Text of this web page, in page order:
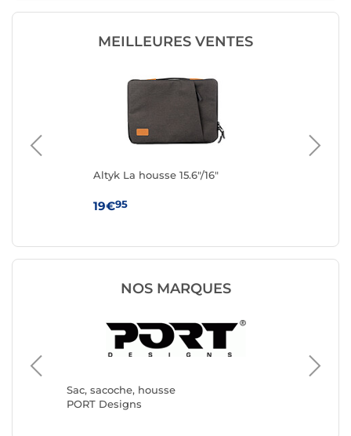
MEILLEURES VENTES
Altyk La housse 15.6"/16"
19€95
NOS MARQUES
Sac, sacoche, housse
PORT Designs
Sac,
Targus